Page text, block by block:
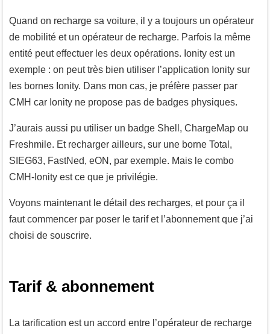
Quand on recharge sa voiture, il y a toujours un opérateur
de mobilité et un opérateur de recharge. Parfois la même
entité peut effectuer les deux opérations. Ionity est un
exemple : on peut très bien utiliser l’application Ionity sur
les bornes Ionity. Dans mon cas, je préfère passer par
CMH car Ionity ne propose pas de badges physiques.
J’aurais aussi pu utiliser un badge Shell, ChargeMap ou
Freshmile. Et recharger ailleurs, sur une borne Total,
SIEG63, FastNed, eON, par exemple. Mais le combo
CMH-Ionity est ce que je privilégie.
Voyons maintenant le détail des recharges, et pour ça il
faut commencer par poser le tarif et l’abonnement que j’ai
choisi de souscrire.
Tarif & abonnement
La tarification est un accord entre l’opérateur de recharge